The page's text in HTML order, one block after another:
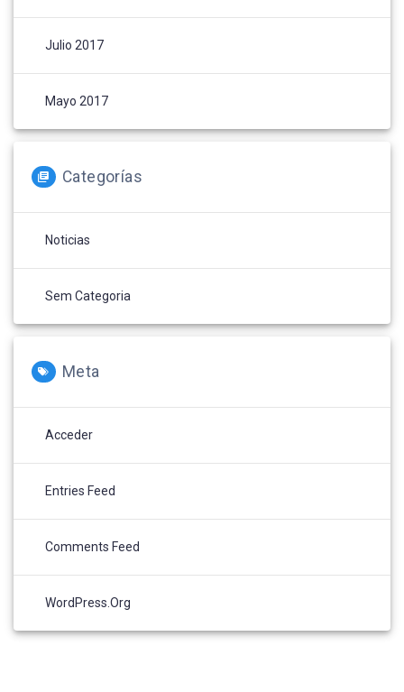
Julio 2017
Mayo 2017
Categorías
Noticias
Sem Categoria
Meta
Acceder
Entries Feed
Comments Feed
WordPress.org